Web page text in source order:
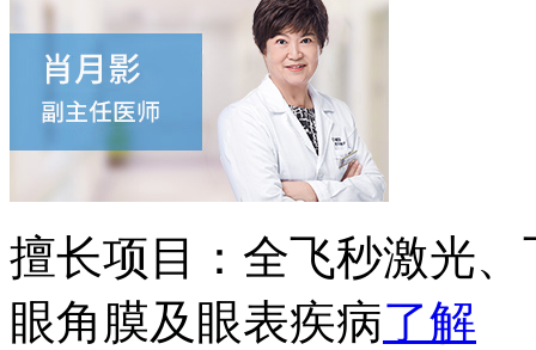
擅长项目： 全飞秒激光
眼角膜及眼表疾病了解